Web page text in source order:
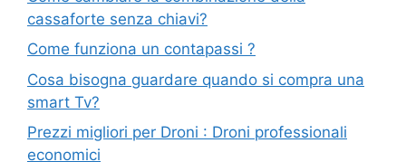
cassaforte senza chiavi?
Come funziona un contapassi ?
Cosa bisogna guardare quando si compra una
smart Tv?
Prezzi migliori per Droni : Droni professionali
economici